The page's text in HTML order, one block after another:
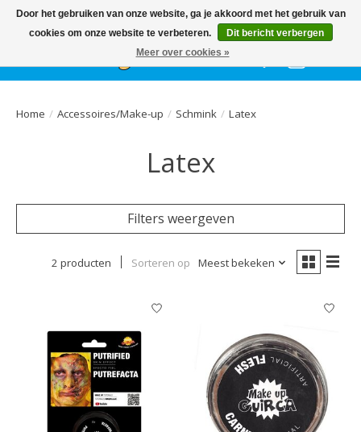
HetGEHELE jaar, grote collectie feestkleding & accessoires |
Ballonnen | Schmink | Bedrukking | Altijd gratis parkeren
Verlanglijst
Home / Accessoires/Make-up / Schmink / Latex
Latex
Filters weergeven
2 producten Sorteren op Meest bekeken
Door het gebruiken van onze website, ga je akkoord met het gebruik van
cookies om onze website te verbeteren.
Dit bericht verbergen
Meer over cookies »